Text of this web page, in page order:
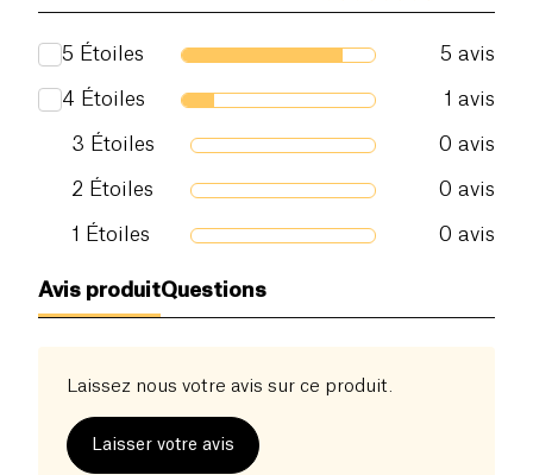
5 Étoiles 5 avis
4 Étoiles 1 avis
3 Étoiles 0 avis
2 Étoiles 0 avis
1 Étoiles 0 avis
Avis produitQuestions
Laissez nous votre avis sur ce produit.
Laisser votre avis